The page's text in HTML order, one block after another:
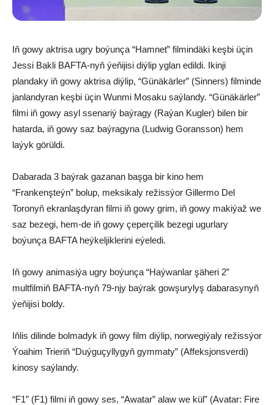
Iň gowy aktrisa ugry boýunça “Hamnet” filmindäki keşbi üçin
Jessi Bakli BAFTA-nyň ýeňijisi diýlip yglan edildi. Ikinji
plandaky iň gowy aktrisa diýlip, “Günäkärler” (Sinners) filminde
janlandyran keşbi üçin Wunmi Mosaku saýlandy. “Günäkärler”
filmi iň gowy asyl ssenariý baýragy (Raýan Kugler) bilen bir
hatarda, iň gowy saz baýragyna (Ludwig Goransson) hem
laýyk görüldi.
Dabarada 3 baýrak gazanan başga bir kino hem
“Frankenşteýn” bolup, meksikaly režissýor Gillermo Del
Toronyň ekranlaşdyran filmi iň gowy grim, iň gowy makiýaž we
saz bezegi, hem-de iň gowy çeperçilik bezegi ugurlary
boýunça BAFTA heýkeljiklerini eýeledi.
Iň gowy animasiýa ugry boýunça “Haýwanlar şäheri 2”
multfilmiň BAFTA-nyň 79-njy baýrak gowşurylyş dabarasynyň
ýeňijisi boldy.
Iňlis dilinde bolmadyk iň gowy film diýlip, norwegiýaly režissýor
Ýoahim Trieriň “Duýguçyllygyň gymmaty” (Affeksjonsverdi)
kinosy saýlandy.
“F1” (F1) filmi iň gowy ses, “Awatar” alaw we kül” (Avatar: Fire